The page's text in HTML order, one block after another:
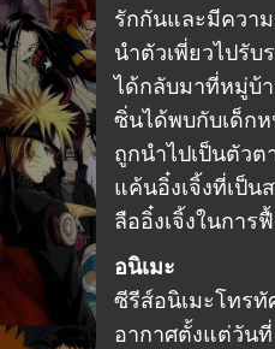
รักกันและมีควา
นำตัวเพี่ยวไปรับ
ได้กลับมาที่หมู่บ้
ซิ่นได้พบกับเด็กห
ถูกนำไปเป็นตัว
แค้นอิ๋งเจิ้งที่เป็น
ลืออิ๋งเจิ้งในกา
อนิเมะ
ซีรีส์อนิเมะโทรทั
อากาศตั้งแต่วันที่